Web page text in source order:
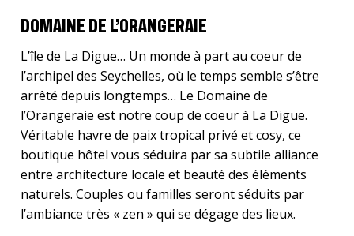
DOMAINE DE L’ORANGERAIE
L’île de La Digue… Un monde à part au coeur de
l’archipel des Seychelles, où le temps semble s’être
arrêté depuis longtemps… Le Domaine de
l’Orangeraie est notre coup de coeur à La Digue.
Véritable havre de paix tropical privé et cosy, ce
boutique hôtel vous séduira par sa subtile alliance
entre architecture locale et beauté des éléments
naturels. Couples ou familles seront séduits par
l’ambiance très « zen » qui se dégage des lieux.